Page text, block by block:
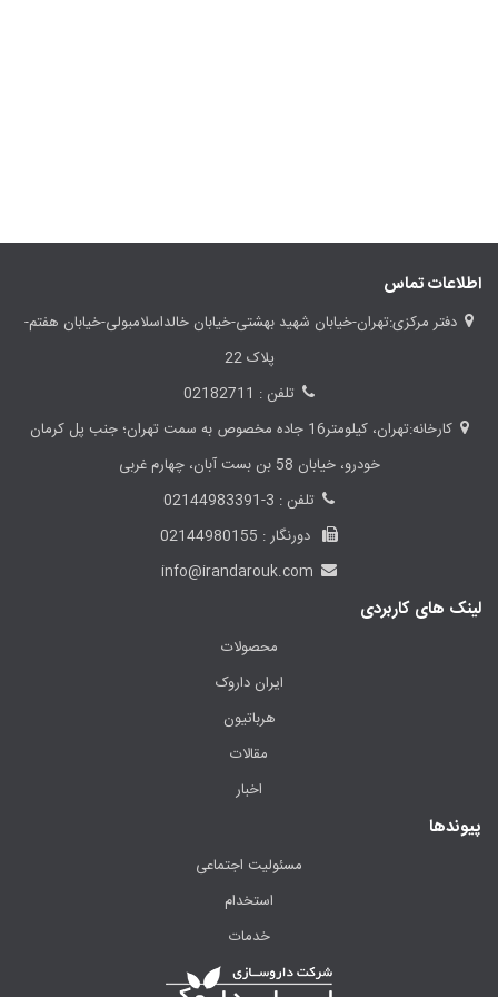
عمل ضد باکتری عسل و
آیا آویشن برای درمان
سرماخوردگی و گرفتگی
با غذاها
اطلاعات تماس
دفتر مرکزی:تهران-خیابان شهید بهشتی-خیابان خالداسلامبولی-خیابان هفتم-
پلاک 22
تلفن : 02182711
کارخانه:تهران، کیلومتر16 جاده مخصوص به سمت تهران؛ جنب پل کرمان
خودرو، خیابان 58 بن بست آبان، چهارم غربی
تلفن : 3-02144983391
دورنگار : 02144980155
info@irandarouk.com
لینک های کاربردی
محصولات
ایران داروک
هرباتیون
مقالات
اخبار
پیوندها
مسئولیت اجتماعی
استخدام
خدمات